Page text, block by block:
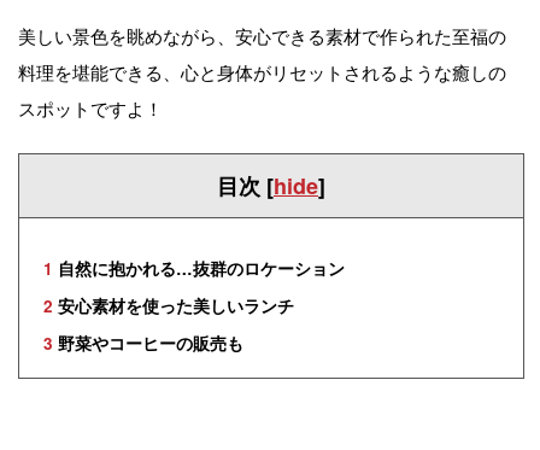
美しい景色を眺めながら、安心できる素材で作られた至福の
料理を堪能できる、心と身体がリセットされるような癒しの
スポットですよ！
目次 [hide]
1 自然に抱かれる…抜群のロケーション
2 安心素材を使った美しいランチ
3 野菜やコーヒーの販売も